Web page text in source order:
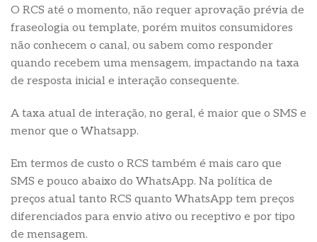
O RCS até o momento, não requer aprovação prévia de
fraseologia ou template, porém muitos consumidores
não conhecem o canal, ou sabem como responder
quando recebem uma mensagem, impactando na taxa
de resposta inicial e interação consequente.
A taxa atual de interação, no geral, é maior que o SMS e
menor que o Whatsapp.
Em termos de custo o RCS também é mais caro que
SMS e pouco abaixo do WhatsApp. Na política de
preços atual tanto RCS quanto WhatsApp tem preços
diferenciados para envio ativo ou receptivo e por tipo
de mensagem.